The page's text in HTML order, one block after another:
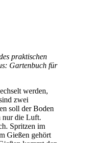
praktischen
Gartenbuch für
werden,
zwei
soll der Boden
nur die Luft.
Spritzen im
Gießen gehört